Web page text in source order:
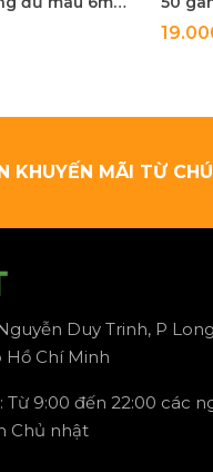
KHUYẾN MÃI TỪ
Duy Trinh, P
Hồ Chí Minh
Từ 9:00 đến 22:00 các
Chủ nhật